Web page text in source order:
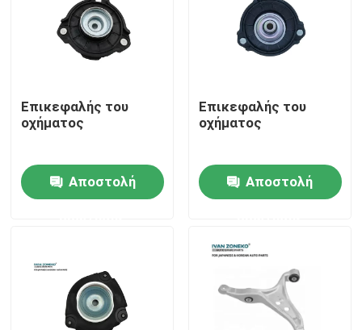
Εμφάνιση VR
Σχετικά με εμάς
Ξενάγηση στο εργοστάσιο
Ελεγχος ποιότητας
Νέα
Υποθέσεις
Επικεφαλής του
οχήματος
Αποστολή
Επικεφαλής του
οχήματος
Αποστολή